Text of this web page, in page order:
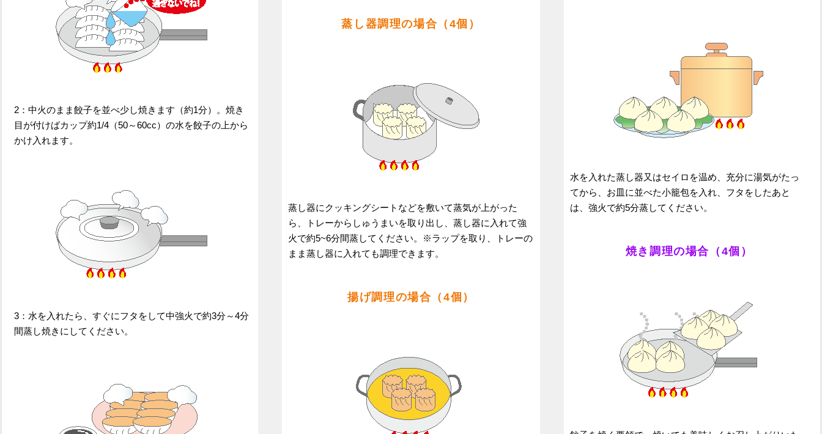
2：中火のまま餃子を並べ少し焼きます（約1分）。焼き
目が付けばカップ約1/4（50～60cc）の水を餃子の上から
かけ入れます。
3：水を入れたら、すぐにフタをして中強火で約3分～4分
間蒸し焼きにしてください。
蒸し器調理の場合（4個）
蒸し器にクッキングシートなどを敷いて蒸気が上がった
ら、トレーからしゅうまいを取り出し、蒸し器に入れて強
火で約5~6分間蒸してください。※ラップを取り、トレーの
まま蒸し器に入れても調理できます。
揚げ調理の場合（4個）
水を入れた蒸し器又はセイロを温め、充分に湯気がたっ
てから、お皿に並べた小籠包を入れ、フタをしたあと
は、強火で約5分蒸してください。
焼き調理の場合（4個）